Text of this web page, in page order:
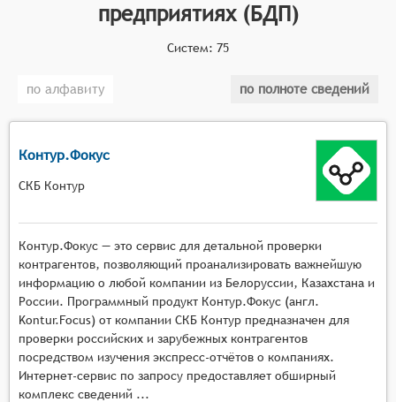
Классификатор программных продуктов Соваре
для систем. Для того чтобы соответствовать
должны иметь следующие функциональные
возможности:
Сбор и хранение данных: системы должны
обеспечивать сбор и хранение информации о
предприятиях из различных источников,
включая официальные реестры, социальные
сети, отзывы клиентов и другие открытые
данные. Это позволяет пользователям получить
доступ к обширной базе данных о
предприятиях.
Поиск и фильтрация: системы должны
предоставлять возможность поиска и
фильтрации данных по различным критериям,
таким как название предприятия, сфера
предприятиях (БДП)
Систем: 75
по алфавиту по полноте сведений
Контур.Фокус
СКБ Контур
Контур.Фокус — это сервис для детальной проверки
контрагентов, позволяющий проанализировать важнейшую
информацию о любой компании из Белоруссии, Казахстана и
России. Программный продукт Контур.Фокус (англ.
Kontur.Focus) от компании СКБ Контур предназначен для
проверки российских и зарубежных контрагентов
посредством изучения экспресс-отчётов о компаниях.
Интернет-сервис по запросу предоставляет обширный
комплекс сведений ...